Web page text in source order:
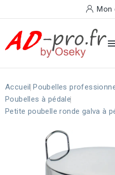
Mon
Accueil Poubelles
Poubelles à pédale
Petite poubelle ronde galva à